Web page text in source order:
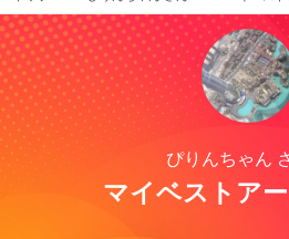
ぴりんちゃん
マイベストア